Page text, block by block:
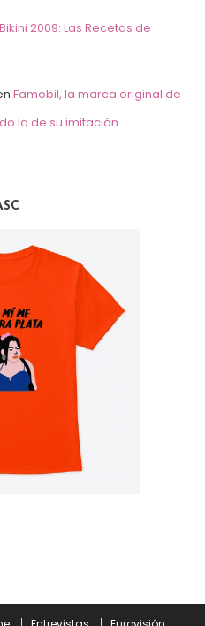
2009: Las Recetas de
Famobil, la marca original de
la de su imitación